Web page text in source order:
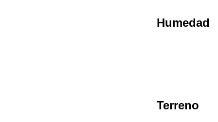
Humedad
Terreno